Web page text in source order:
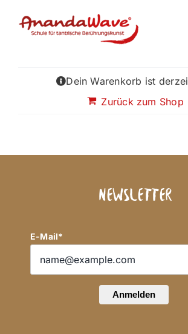
Inhalt
Dein Warenkorb ist
Zurück zum Shop
Newsletter
E-Mail*
Anmelden